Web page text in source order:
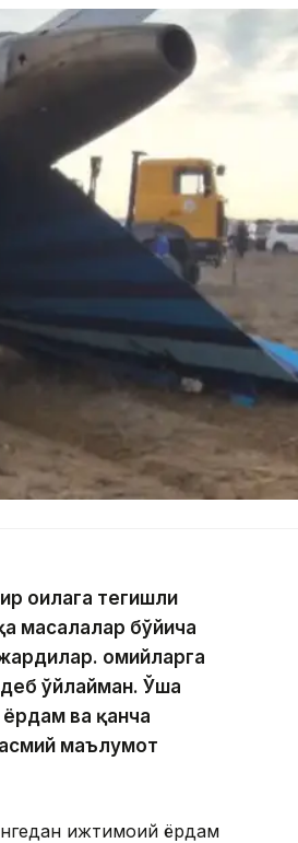
оилага тегишли
масалалар бўйича
Ҳомийларга
ўйлайман. Ўша
ва қанча
маълумот
ижтимоий ёрдам